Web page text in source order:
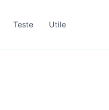
Teste Utile